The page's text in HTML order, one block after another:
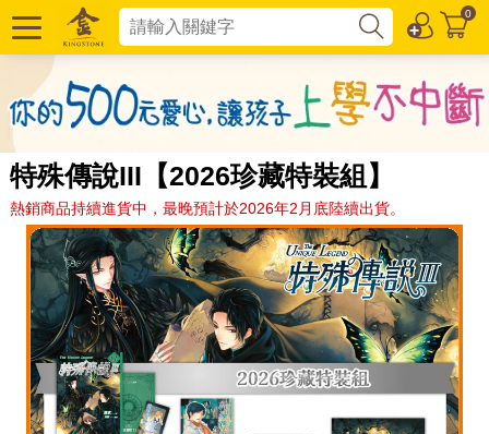
0
特殊傳說III【2026珍藏特裝組】
熱銷商品持續進貨中，最晚預計於2026年2月底陸續出貨。